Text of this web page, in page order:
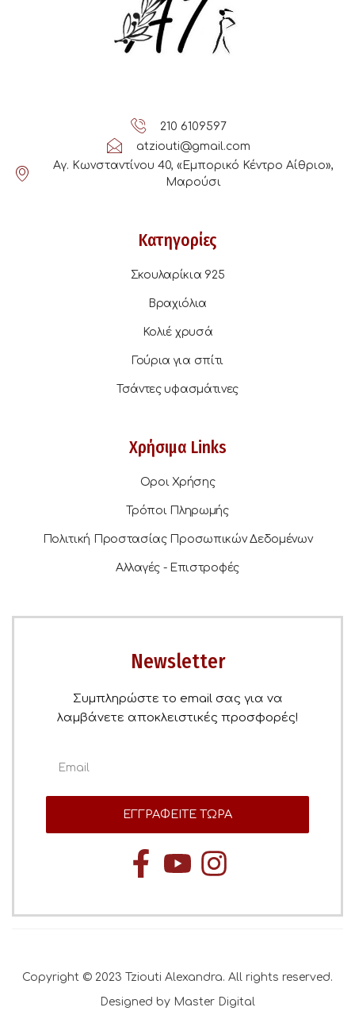
210 6109597
atziouti@gmail.com
Αγ. Κωνσταντίνου 40, «Εμπορικό Κέντρο Αίθριο»,
Μαρούσι
Κατηγορίες
Σκουλαρίκια 925
Βραχιόλια
Κολιέ χρυσά
Γούρια για σπίτι
Τσάντες υφασμάτινες
Χρήσιμα Links
Οροι Χρήσης
Τρόποι Πληρωμής
Πολιτική Προστασίας Προσωπικών Δεδομένων
Αλλαγές - Επιστροφές
Newsletter
Συμπληρώστε το email σας για να
λαμβάνετε αποκλειστικές προσφορές!
ΕΓΓΡΑΦΕΙΤΕ ΤΩΡΑ
Copyright © 2023 Tziouti Alexandra. All rights reserved.
Designed by Master Digital